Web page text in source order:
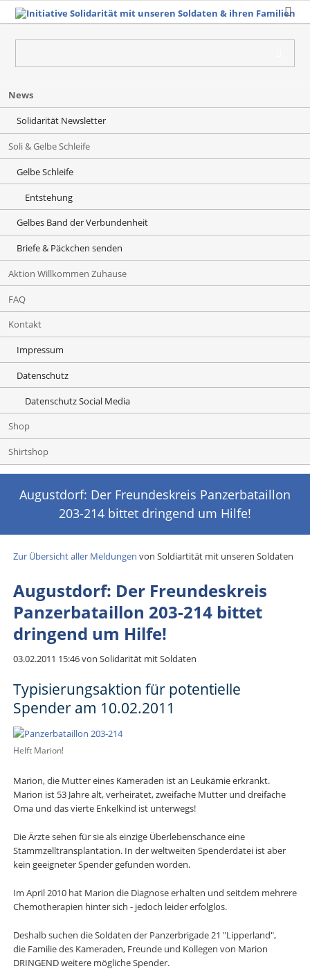
überspringen
News
Solidarität Newsletter
Soli & Gelbe Schleife
Gelbe Schleife
Entstehung
Gelbes Band der Verbundenheit
Briefe & Päckchen senden
Aktion Willkommen Zuhause
FAQ
Kontakt
Impressum
Datenschutz
Datenschutz Social Media
Shop
Shirtshop
Augustdorf: Der Freundeskreis Panzerbataillon
203-214 bittet dringend um Hilfe!
Zur Übersicht aller Meldungen von Soldiartität mit unseren Soldaten
Augustdorf: Der Freundeskreis
Panzerbataillon 203-214 bittet
dringend um Hilfe!
03.02.2011 15:46von Solidarität mit Soldaten
Typisierungsaktion für potentielle
Spender am 10.02.2011
Helft Marion!
Marion, die Mutter eines Kameraden ist an Leukämie erkrankt.
Marion ist 53 Jahre alt, verheiratet, zweifache Mutter und dreifache
Oma und das vierte Enkelkind ist unterwegs!
Die Ärzte sehen für sie als einzige Überlebenschance eine
Stammzelltransplantation. In der weltweiten Spenderdatei ist aber
kein geeigneter Spender gefunden worden.
Im April 2010 hat Marion die Diagnose erhalten und seitdem mehrere
Chemotherapien hinter sich - jedoch leider erfolglos.
Deshalb suchen die Soldaten der Panzerbrigade 21 "Lipperland",
die Familie des Kameraden, Freunde und Kollegen von Marion
DRINGEND weitere mögliche Spender.